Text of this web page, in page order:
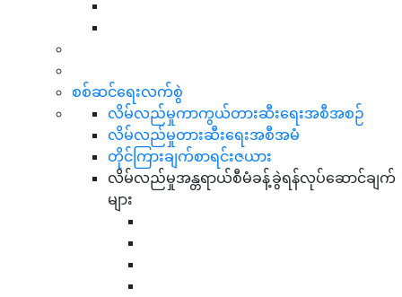
စစ်ဆင်ရေးလက်စွဲ
လိမ်လည်မှုကာကွယ်တားဆီးရေးအစီအစဉ်
လိမ်လည်မှုတားဆီးရေးအစီအမံ
တိုင်ကြားချက်စာရင်းဇယား
လိမ်လည်မှုအန္တရာယ်စီမံခန့်ခွဲရန်လုပ်ဆောင်ချက်
များ